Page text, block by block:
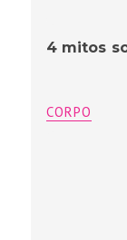
4 mitos
CORPO